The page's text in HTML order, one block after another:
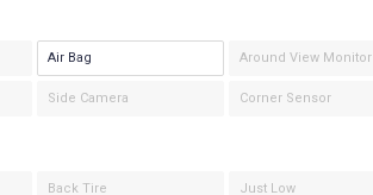
Air Bag Around View Monitor
Side Camera Corner Sensor
Back Tire Just Low